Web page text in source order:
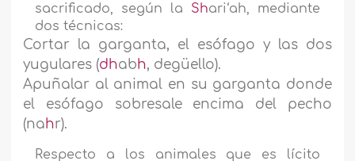
sacrificado, según la Shari‘ah, mediante
dos técnicas:
Cortar la garganta, el esófago y las dos
yugulares (dhabh, degüello).
Apuñalar al animal en su garganta donde
el esófago sobresale encima del pecho
(nahr).
Respecto a los animales que es lícito